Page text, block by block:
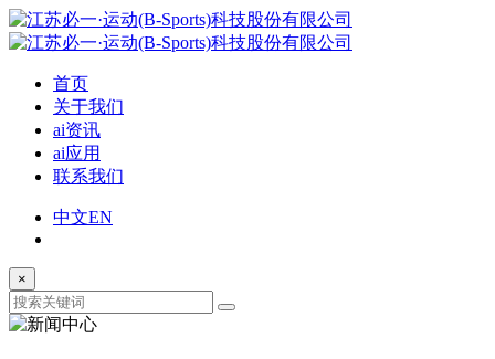
首页
关于我们
ai资讯
ai应用
联系我们
中文EN
×